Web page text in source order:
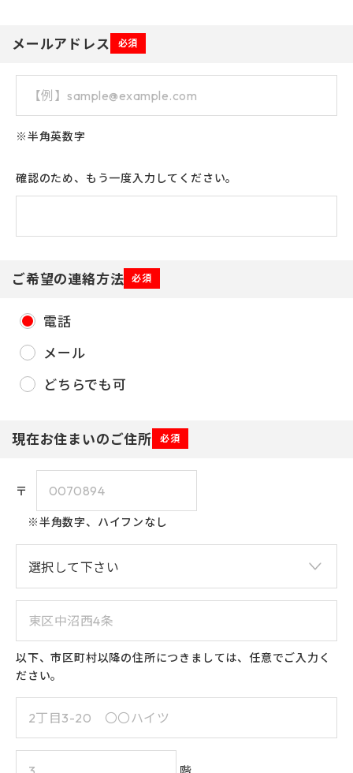
メールアドレス 必須
※半角英数字
確認のため、もう一度入力してください。
ご希望の連絡方法 必須
電話
メール
どちらでも可
現在お住まいのご住所 必須
〒
※半角数字、ハイフンなし
以下、市区町村以降の住所につきましては、任意でご入力く
ださい。